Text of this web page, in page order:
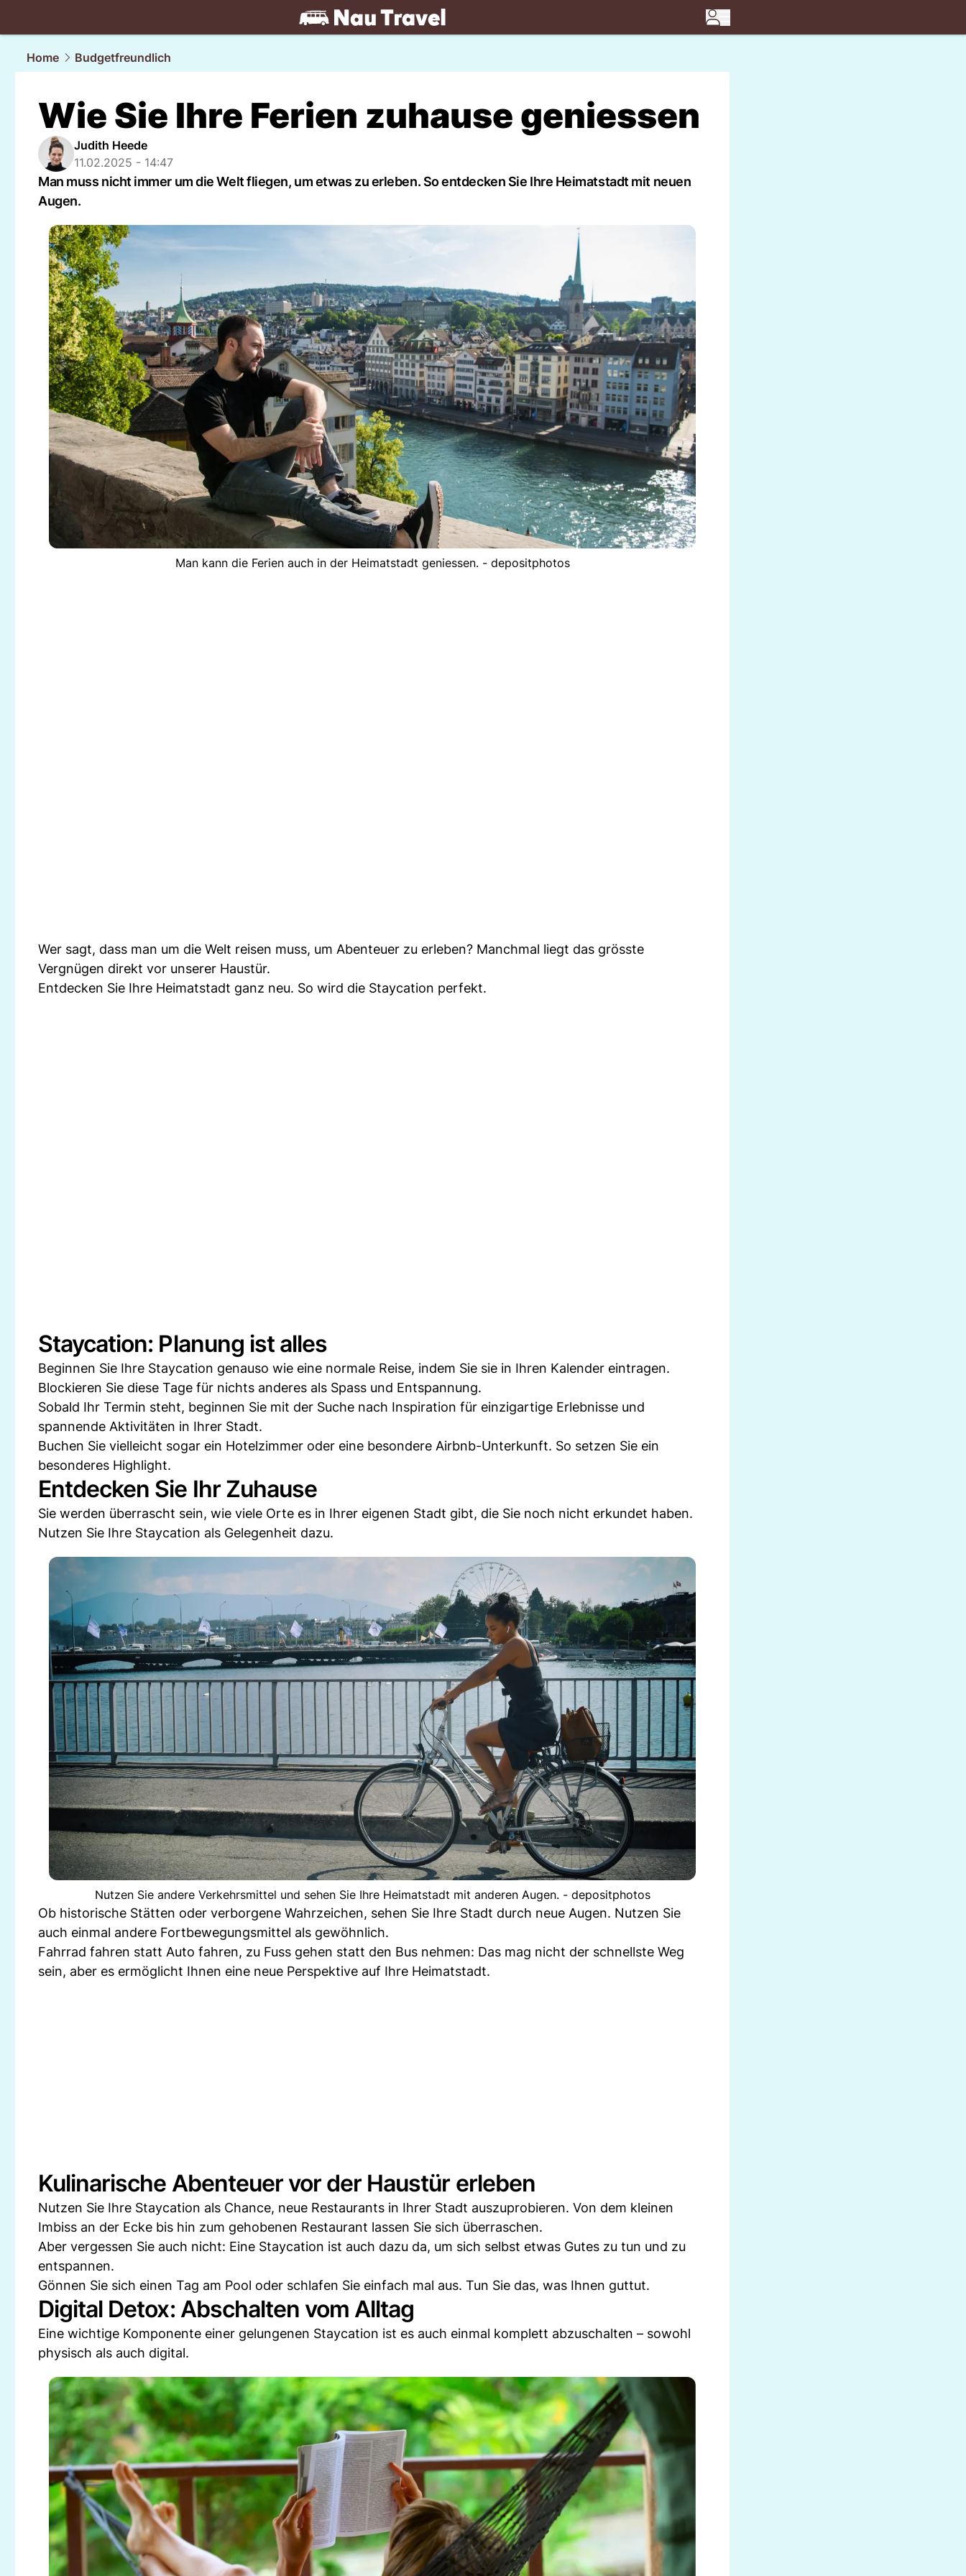
travel.NAU.ch
Home
Budgetfreundlich
Wie Sie Ihre Ferien zuhause geniessen
Judith Heede
11.02.2025 - 14:47
Man muss nicht immer um die Welt fliegen, um etwas zu erleben. So entdecken Sie Ihre Heimatstadt mit neuen
Augen.
Man kann die Ferien auch in der Heimatstadt geniessen. - depositphotos
Wer sagt, dass man um die Welt reisen muss, um Abenteuer zu erleben? Manchmal liegt das grösste
Vergnügen direkt vor unserer Haustür.
Entdecken Sie Ihre Heimatstadt ganz neu. So wird die Staycation perfekt.
Staycation: Planung ist alles
Beginnen Sie Ihre Staycation genauso wie eine normale Reise, indem Sie sie in Ihren Kalender eintragen.
Blockieren Sie diese Tage für nichts anderes als Spass und Entspannung.
Sobald Ihr Termin steht, beginnen Sie mit der Suche nach Inspiration für einzigartige Erlebnisse und
spannende Aktivitäten in Ihrer Stadt.
Buchen Sie vielleicht sogar ein Hotelzimmer oder eine besondere Airbnb-Unterkunft. So setzen Sie ein
besonderes Highlight.
Entdecken Sie Ihr Zuhause
Sie werden überrascht sein, wie viele Orte es in Ihrer eigenen Stadt gibt, die Sie noch nicht erkundet haben.
Nutzen Sie Ihre Staycation als Gelegenheit dazu.
Nutzen Sie andere Verkehrsmittel und sehen Sie Ihre Heimatstadt mit anderen Augen. - depositphotos
Ob historische Stätten oder verborgene Wahrzeichen, sehen Sie Ihre Stadt durch neue Augen. Nutzen Sie
auch einmal andere Fortbewegungsmittel als gewöhnlich.
Fahrrad fahren statt Auto fahren, zu Fuss gehen statt den Bus nehmen: Das mag nicht der schnellste Weg
sein, aber es ermöglicht Ihnen eine neue Perspektive auf Ihre Heimatstadt.
Kulinarische Abenteuer vor der Haustür erleben
Nutzen Sie Ihre Staycation als Chance, neue Restaurants in Ihrer Stadt auszuprobieren. Von dem kleinen
Imbiss an der Ecke bis hin zum gehobenen Restaurant lassen Sie sich überraschen.
Aber vergessen Sie auch nicht: Eine Staycation ist auch dazu da, um sich selbst etwas Gutes zu tun und zu
entspannen.
Gönnen Sie sich einen Tag am Pool oder schlafen Sie einfach mal aus. Tun Sie das, was Ihnen guttut.
Digital Detox: Abschalten vom Alltag
Eine wichtige Komponente einer gelungenen Staycation ist es auch einmal komplett abzuschalten – sowohl
physisch als auch digital.